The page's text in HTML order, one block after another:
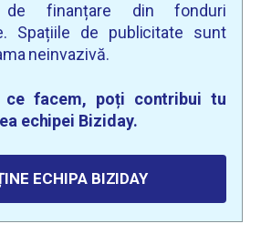
finanțare din fonduri
Spațiile de publicitate sunt
neinvazivă.
ce facem, poți contribui tu
echipei Biziday.
ECHIPA BIZIDAY